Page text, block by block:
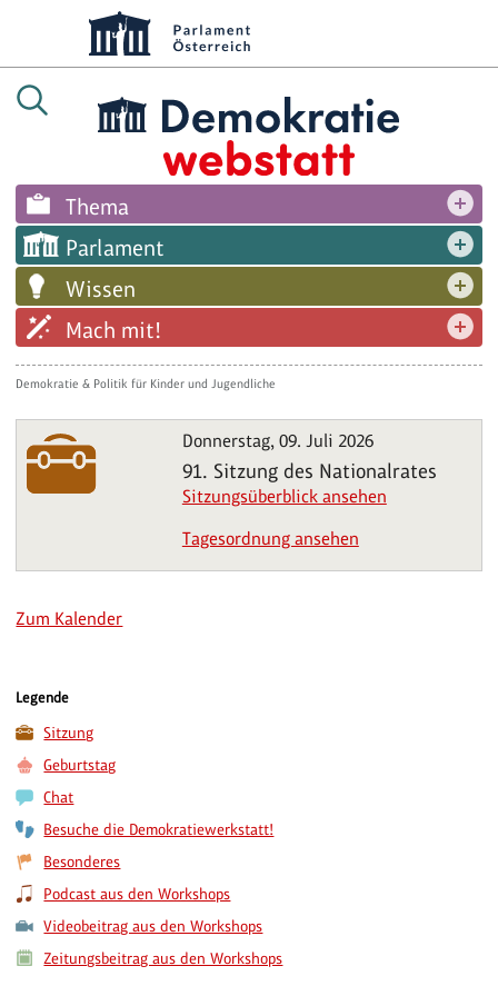
Thema
Parlament
Wissen
Mach mit!
Demokratie & Politik für Kinder und Jugendliche
Donnerstag, 09. Juli 2026
91. Sitzung des Nationalrates
Sitzungsüberblick ansehen
Tagesordnung ansehen
Zum Kalender
Legende
Sitzung
Geburtstag
Chat
Besuche die Demokratiewerkstatt!
Besonderes
Podcast aus den Workshops
Videobeitrag aus den Workshops
Zeitungsbeitrag aus den Workshops